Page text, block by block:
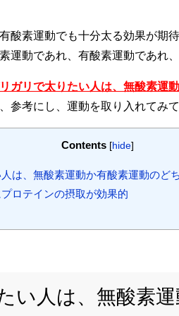
酸素運動でも十分太る効果が期
運動であれ、有酸素運動であれ
ガリで太りたい人は、無酸素運
参考にし、運動を取り入れてみ
Contents [hide]
は、無酸素運動か有酸素運動のど
ロテインの摂取が効果的
い人は、無酸素